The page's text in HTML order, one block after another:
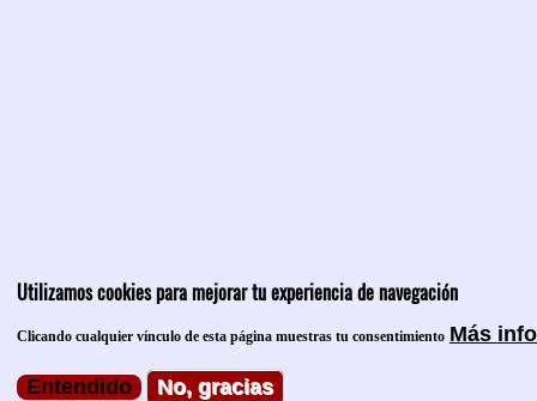
Utilizamos cookies para mejorar tu experiencia de navegación
Clicando cualquier vínculo de esta página muestras tu consentimiento Más
Entendido No, gracias